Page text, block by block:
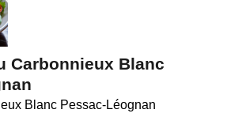
Carbonnieux Blanc
Blanc Pessac-Léognan